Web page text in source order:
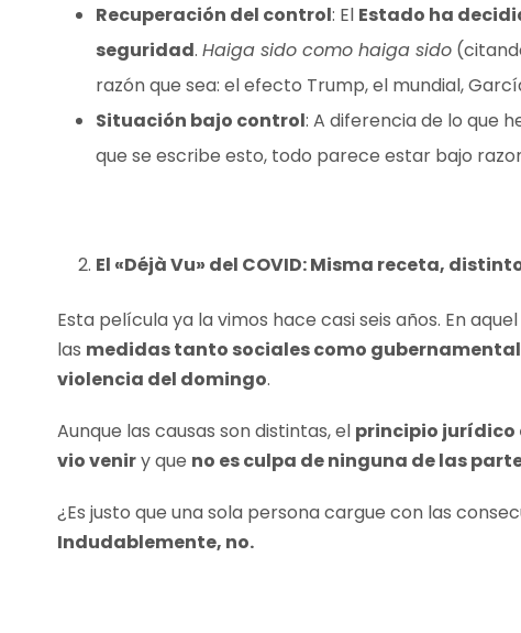
Recuperación del control: El Estado ha
seguridad. Haiga sido como haiga sido
razón que sea: el efecto Trump, el mundial,
Situación bajo control: A diferencia de lo que
que se escribe esto, todo parece estar bajo
El «Déjà Vu» del COVID: Misma receta,
Esta película ya la vimos hace casi seis años. En
las medidas tanto sociales como
violencia del domingo.
Aunque las causas son distintas, el principio jurídico
vio veniry que no es culpa de ninguna de las
¿Es justo que una sola persona cargue con las
Indudablemente, no.